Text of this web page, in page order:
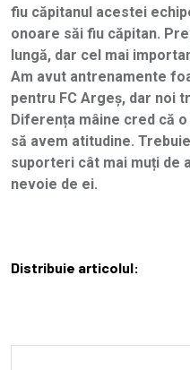
fiu căpitanul acestei
onoare săi fiu căpitan.
lungă, dar cel mai
Am avut antrenamente
pentru FC Argeș, dar noi
Diferența mâine cred că
să avem atitudine.
suporteri cât mai muți de
nevoie de ei.
Distribuie articolul: